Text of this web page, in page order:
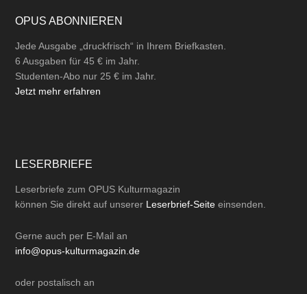
OPUS ABONNIEREN
Jede Ausgabe „druckfrisch“ in Ihrem Briefkasten.
6 Ausgaben für 45 € im Jahr.
Studenten-Abo nur 25 € im Jahr.
Jetzt mehr erfahren
LESERBRIEFE
Leserbriefe zum OPUS Kulturmagazin
können Sie direkt auf unserer Leserbrief-Seite einsenden.
Gerne auch per E-Mail an
info@opus-kulturmagazin.de
oder postalisch an